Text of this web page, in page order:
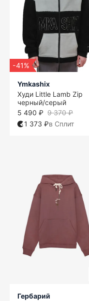
-41%
Ymkashix
Худи Little Lamb Zip
черный/серый
9 370 ₽
5 490 ₽
1 373 ₽в Сплит
Гербарий